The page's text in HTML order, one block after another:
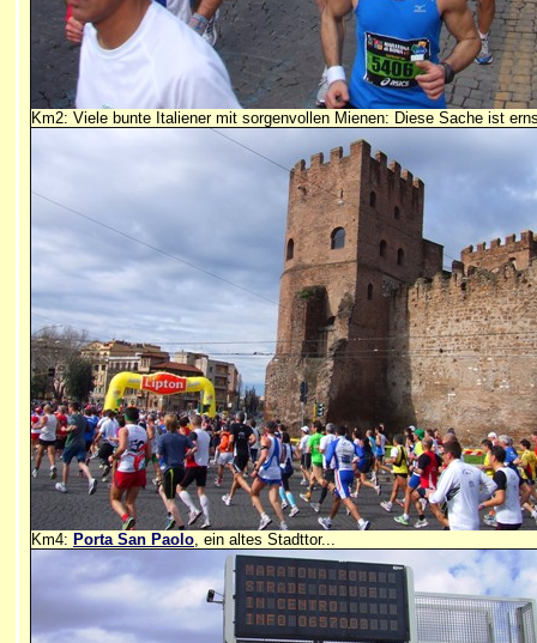
Km2: Viele bunte Italiener mit sorgenvollen Mienen: Diese Sache ist
Km4: Porta San Paolo, ein altes Stadttor...